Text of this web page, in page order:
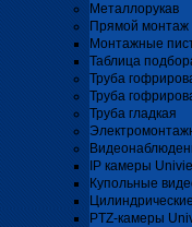
Металлорукав
Прямой монтаж
Монтажные
Таблица
Труба
Труба
Труба гладкая
IP камеры
Купольные
PTZ-камеры